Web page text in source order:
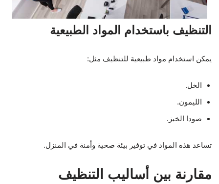
التنظيف باستخدام المواد الطبيعية
يمكن استخدام مواد طبيعية للتنظيف مثل:
الخل.
الليمون.
صودا الخبز.
تساعد هذه المواد في توفير بيئة صحية وأمنة في المنزل.
مقارنة بين أساليب التنظيف